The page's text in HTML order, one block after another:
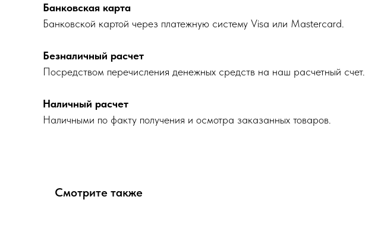
Банковская карта
Банковской картой через платежную систему Visa или Mastercard.
Безналичный расчет
Посредством перечисления денежных средств на наш расчетный счет.
Наличный расчет
Наличными по факту получения и осмотра заказанных товаров.
Смотрите также